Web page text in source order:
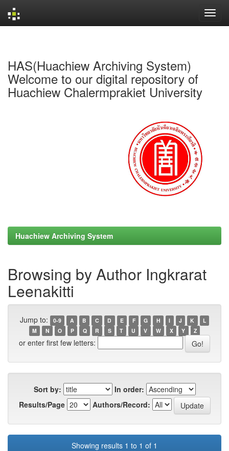
HAS(Huachiew Archiving System)
Welcome to our digital repository of
Huachiew Chalermprakiet University
Huachiew Archiving System
Browsing by Author Ingkrarat
Leenakitti
Jump to: 0-9 A B C D E F G H I J K
L
M
N O P Q R S T U V W X Y Z
or enter first few letters:
Sort by:
In order:
Results/Page
Authors/Record:
Showing results 1 to 1 of 1